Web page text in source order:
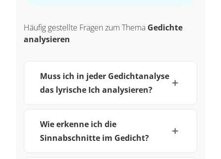
Häufig gestellte Fragen zum Thema Gedichte
analysieren
Muss ich in jeder Gedichtanalyse
das lyrische Ich analysieren?
Wie erkenne ich die
Sinnabschnitte im Gedicht?